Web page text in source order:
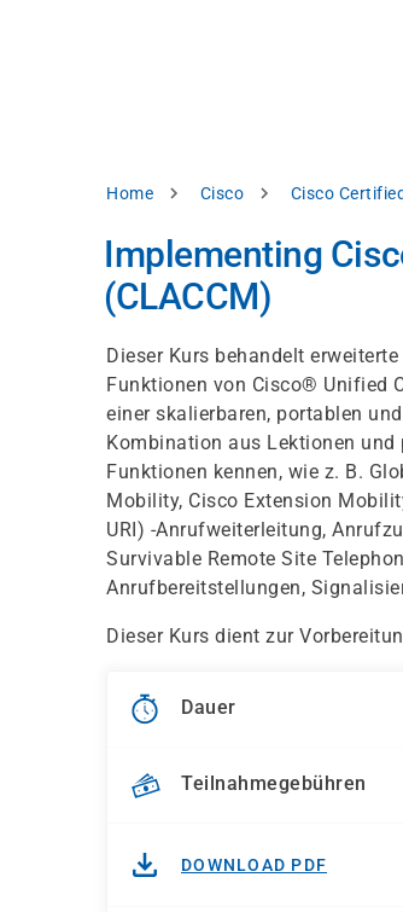
Pfadnavigation
Home Cisco Cisco
Implementing
(CLACCM)
Dieser Kurs behandelt
Funktionen von Cisco® Unified
einer skalierbaren, portablen
Kombination aus Lektionen und
Funktionen kennen, wie z. B.
Mobility, Cisco Extension
URI) -Anrufweiterleitung,
Survivable Remote Site
Anrufbereitstellungen,
Dieser Kurs dient zur
Dauer
Teilnahmegebühren
DOWNLOAD PDF
Einstellungen
Datenschutzhinweis